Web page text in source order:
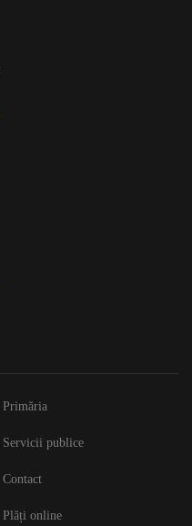
Primăria
Servicii publice
Contact
Plăți online